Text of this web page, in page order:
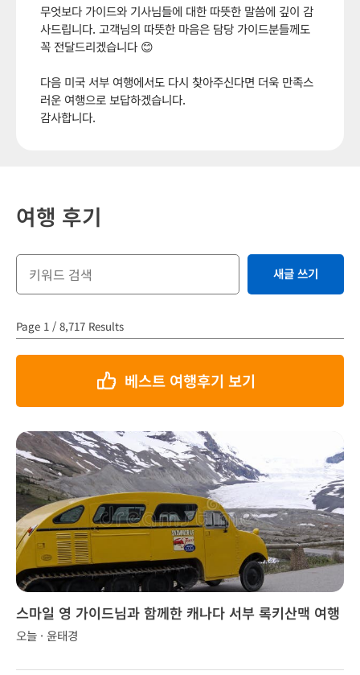
무엇보다 가이드와 기사님들에 대한 따뜻한 말씀에 깊이 감
사드립니다. 고객님의 따뜻한 마음은 담당 가이드분들께도
꼭 전달드리겠습니다 😊
다음 미국 서부 여행에서도 다시 찾아주신다면 더욱 만족스
러운 여행으로 보답하겠습니다.
감사합니다.
여행 후기
새글 쓰기
Page 1 / 8,717 Results
베스트 여행후기 보기
스마일 영 가이드님과 함께한 캐나다 서부 록키산맥 여행
오늘 · 윤태경